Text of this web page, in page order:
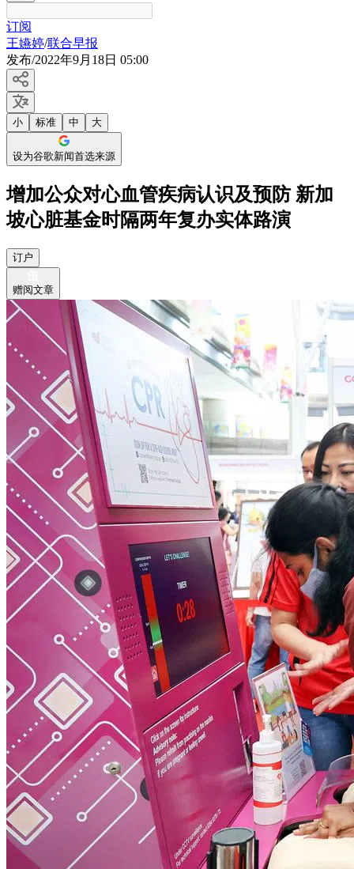
订阅
王嬿婷/联合早报
发布/2022年9月18日 05:00
小 标准 中 大
设为谷歌新闻首选来源
增加公众对心血管疾病认识及预防 新加
坡心脏基金时隔两年复办实体路演
订户
赠阅文章